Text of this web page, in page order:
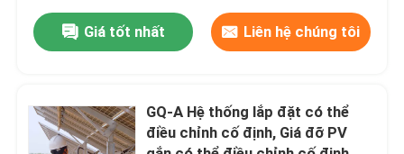
Yêu cầu báo giá
Giá đỡ bảng điều khiển năng lượng mặt trời có thể
Giá tốt nhất Liên hệ chúng tôi
GQ-A Hệ thống lắp đặt có thể
điều chỉnh cố định, Giá đỡ PV